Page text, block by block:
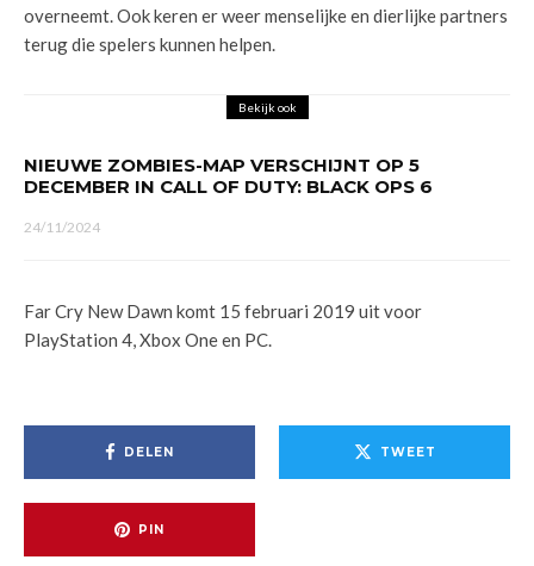
overneemt. Ook keren er weer menselijke en dierlijke partners
terug die spelers kunnen helpen.
Bekijk ook
NIEUWE ZOMBIES-MAP VERSCHIJNT OP 5
DECEMBER IN CALL OF DUTY: BLACK OPS 6
24/11/2024
Far Cry New Dawn komt 15 februari 2019 uit voor
PlayStation 4, Xbox One en PC.
DELEN TWEET
PIN